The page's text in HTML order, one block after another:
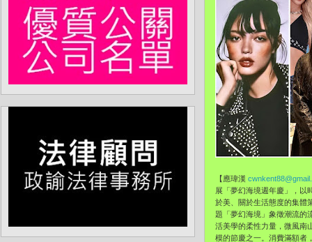
【應瑋漢
展「夢幻海境週年慶」，以
於美、關於生活態度的集體
題「夢幻海境」象徵潮流的
活美學的柔性力量，微風南
模的節慶之一。消費滿額者